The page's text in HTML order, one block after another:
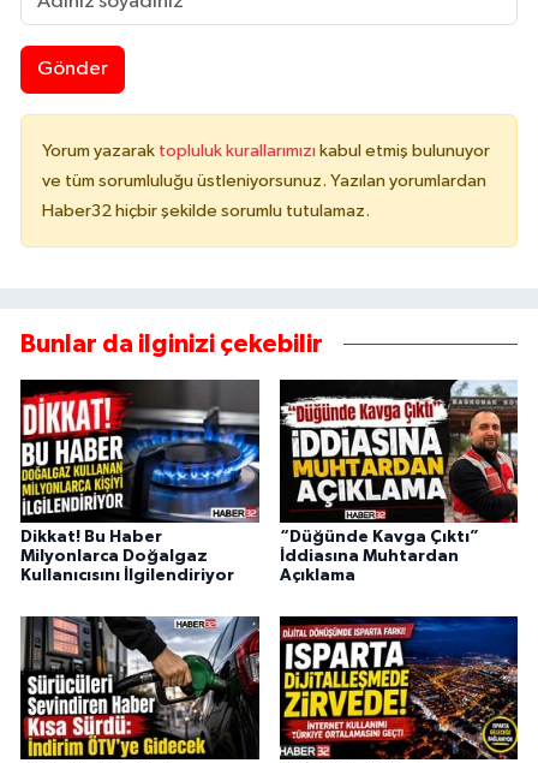
Gönder
Yorum yazarak topluluk kurallarımızı kabul etmiş bulunuyor
ve tüm sorumluluğu üstleniyorsunuz. Yazılan yorumlardan
Haber32 hiçbir şekilde sorumlu tutulamaz.
Bunlar da ilginizi çekebilir
Dikkat! Bu Haber
Milyonlarca Doğalgaz
Kullanıcısını İlgilendiriyor
“Düğünde Kavga Çıktı”
İddiasına Muhtardan
Açıklama